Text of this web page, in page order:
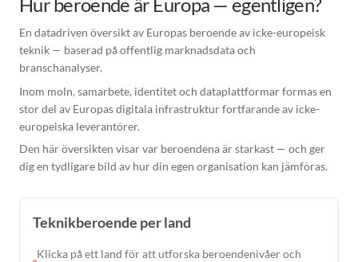
En datadriven översikt av Europas beroende av icke-europeisk
teknik — baserad på offentlig marknadsdata och
branschanalyser.
Inom moln, samarbete, identitet och dataplattformar formas en
stor del av Europas digitala infrastruktur fortfarande av icke-
europeiska leverantörer.
Den här översikten visar var beroendena är starkast — och ger
dig en tydligare bild av hur din egen organisation kan jämföras.
Teknikberoende per land
Klicka på ett land för att utforska beroendenivåer och